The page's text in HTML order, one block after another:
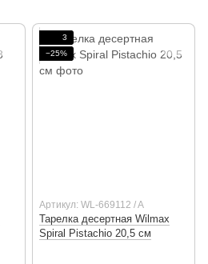
3
−25%
Артикул: WL-669112 / A
Тарелка десертная Wilmax
Spiral Pistachio 20,5 см